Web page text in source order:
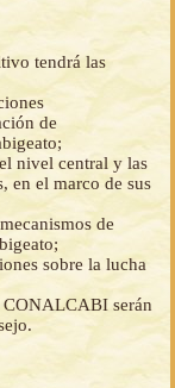
tendrá las
de
nivel central y las
en el marco de sus
de
sobre la lucha
CONALCABI serán